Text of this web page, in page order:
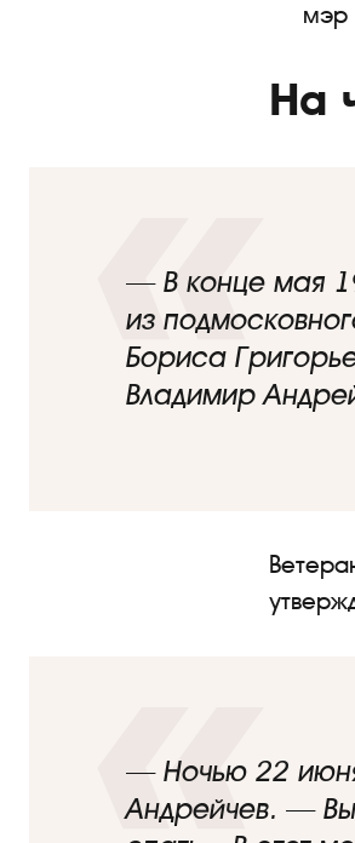
мэр
На
— В конце мая
из
Бориса
Владимир
— Ночью 22
Андрейчев. —